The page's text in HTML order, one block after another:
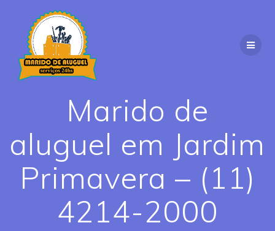
Marido de
aluguel em Jardim
Primavera – (11)
4214-2000